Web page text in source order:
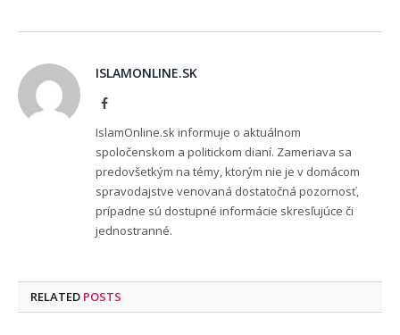
ISLAMONLINE.SK
Facebook
IslamOnline.sk informuje o aktuálnom
spoločenskom a politickom dianí. Zameriava sa
predovšetkým na témy, ktorým nie je v domácom
spravodajstve venovaná dostatočná pozornosť,
prípadne sú dostupné informácie skresľujúce či
jednostranné.
RELATED POSTS